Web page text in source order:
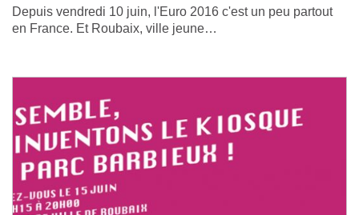
Depuis vendredi 10 juin, l'Euro 2016 c'est un peu partout
en France. Et Roubaix, ville jeune…